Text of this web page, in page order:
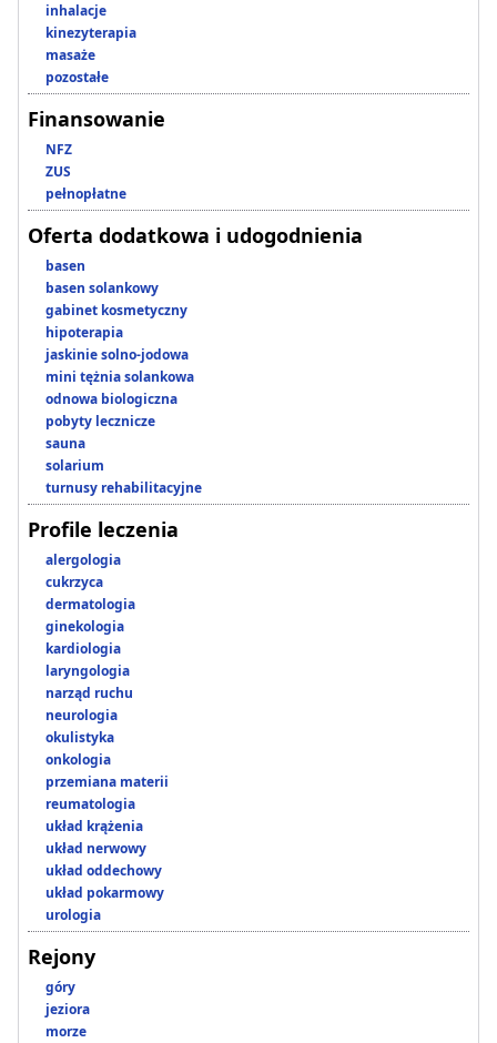
inhalacje
kinezyterapia
masaże
pozostałe
Finansowanie
NFZ
ZUS
pełnopłatne
Oferta dodatkowa i udogodnienia
basen
basen solankowy
gabinet kosmetyczny
hipoterapia
jaskinie solno-jodowa
mini tężnia solankowa
odnowa biologiczna
pobyty lecznicze
sauna
solarium
turnusy rehabilitacyjne
Profile leczenia
alergologia
cukrzyca
dermatologia
ginekologia
kardiologia
laryngologia
narząd ruchu
neurologia
okulistyka
onkologia
przemiana materii
reumatologia
układ krążenia
układ nerwowy
układ oddechowy
układ pokarmowy
urologia
Rejony
góry
jeziora
morze